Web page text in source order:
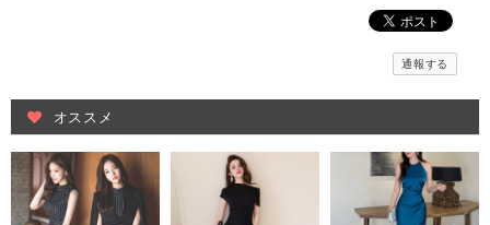
通報する
オススメ